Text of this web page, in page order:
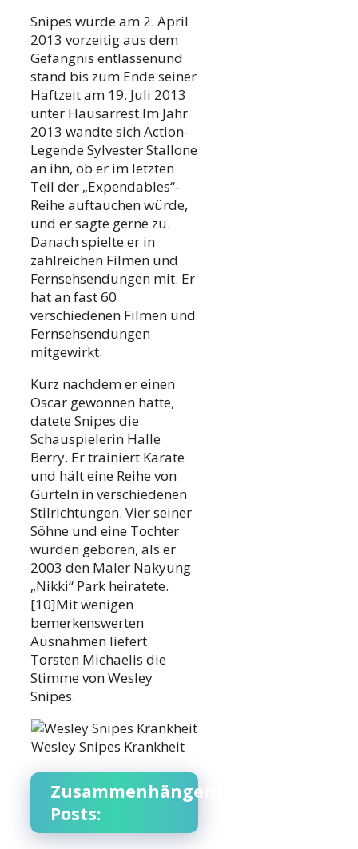
Snipes wurde am 2. April
2013 vorzeitig aus dem
Gefängnis entlassenund
stand bis zum Ende seiner
Haftzeit am 19. Juli 2013
unter Hausarrest.Im Jahr
2013 wandte sich Action-
Legende Sylvester Stallone
an ihn, ob er im letzten
Teil der „Expendables“-
Reihe auftauchen würde,
und er sagte gerne zu.
Danach spielte er in
zahlreichen Filmen und
Fernsehsendungen mit. Er
hat an fast 60
verschiedenen Filmen und
Fernsehsendungen
mitgewirkt.
Kurz nachdem er einen
Oscar gewonnen hatte,
datete Snipes die
Schauspielerin Halle
Berry. Er trainiert Karate
und hält eine Reihe von
Gürteln in verschiedenen
Stilrichtungen. Vier seiner
Söhne und eine Tochter
wurden geboren, als er
2003 den Maler Nakyung
„Nikki“ Park heiratete.
[10]Mit wenigen
bemerkenswerten
Ausnahmen liefert
Torsten Michaelis die
Stimme von Wesley
Snipes.
Wesley Snipes Krankheit
Zusammenhängende
Posts: